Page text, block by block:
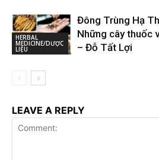
HERBAL
MEDICINE/DƯỢC
LIỆU
Đông Trùng Hạ
Những cây thuốc
– Đỗ Tất Lợi
LEAVE A REPLY